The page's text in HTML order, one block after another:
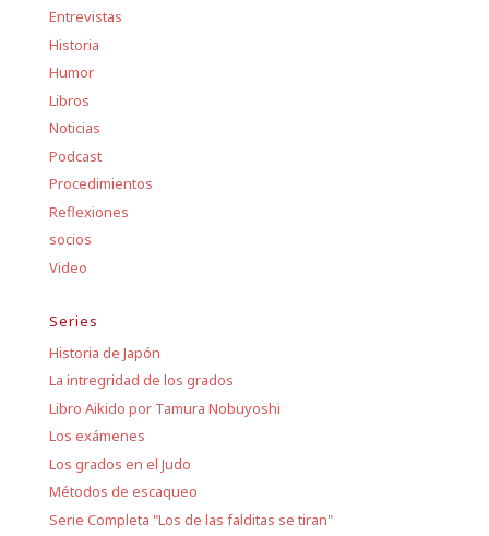
Entrevistas
Historia
Humor
Libros
Noticias
Podcast
Procedimientos
Reflexiones
socios
Video
Series
Historia de Japón
La intregridad de los grados
Libro Aikido por Tamura Nobuyoshi
Los exámenes
Los grados en el Judo
Métodos de escaqueo
Serie Completa "Los de las falditas se tiran"